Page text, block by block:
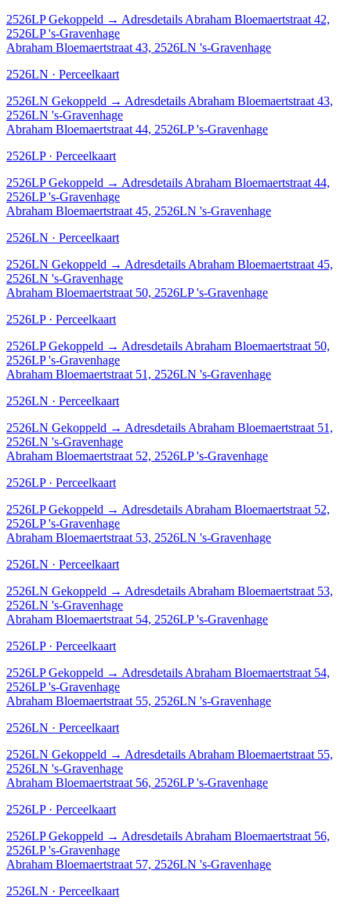
2526LP Gekoppeld → Adresdetails Abraham Bloemaertstraat 42,
2526LP 's-Gravenhage
Abraham Bloemaertstraat 43, 2526LN 's-Gravenhage
2526LN · Perceelkaart
2526LN Gekoppeld → Adresdetails Abraham Bloemaertstraat 43,
2526LN 's-Gravenhage
Abraham Bloemaertstraat 44, 2526LP 's-Gravenhage
2526LP · Perceelkaart
2526LP Gekoppeld → Adresdetails Abraham Bloemaertstraat 44,
2526LP 's-Gravenhage
Abraham Bloemaertstraat 45, 2526LN 's-Gravenhage
2526LN · Perceelkaart
2526LN Gekoppeld → Adresdetails Abraham Bloemaertstraat 45,
2526LN 's-Gravenhage
Abraham Bloemaertstraat 50, 2526LP 's-Gravenhage
2526LP · Perceelkaart
2526LP Gekoppeld → Adresdetails Abraham Bloemaertstraat 50,
2526LP 's-Gravenhage
Abraham Bloemaertstraat 51, 2526LN 's-Gravenhage
2526LN · Perceelkaart
2526LN Gekoppeld → Adresdetails Abraham Bloemaertstraat 51,
2526LN 's-Gravenhage
Abraham Bloemaertstraat 52, 2526LP 's-Gravenhage
2526LP · Perceelkaart
2526LP Gekoppeld → Adresdetails Abraham Bloemaertstraat 52,
2526LP 's-Gravenhage
Abraham Bloemaertstraat 53, 2526LN 's-Gravenhage
2526LN · Perceelkaart
2526LN Gekoppeld → Adresdetails Abraham Bloemaertstraat 53,
2526LN 's-Gravenhage
Abraham Bloemaertstraat 54, 2526LP 's-Gravenhage
2526LP · Perceelkaart
2526LP Gekoppeld → Adresdetails Abraham Bloemaertstraat 54,
2526LP 's-Gravenhage
Abraham Bloemaertstraat 55, 2526LN 's-Gravenhage
2526LN · Perceelkaart
2526LN Gekoppeld → Adresdetails Abraham Bloemaertstraat 55,
2526LN 's-Gravenhage
Abraham Bloemaertstraat 56, 2526LP 's-Gravenhage
2526LP · Perceelkaart
2526LP Gekoppeld → Adresdetails Abraham Bloemaertstraat 56,
2526LP 's-Gravenhage
Abraham Bloemaertstraat 57, 2526LN 's-Gravenhage
2526LN · Perceelkaart